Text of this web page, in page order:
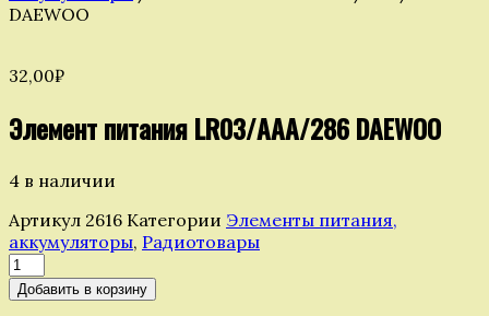
DAEWOO
32,00₽
Элемент питания LR03/AAA/286 DAEWOO
4 в наличии
Артикул 2616 Категории Элементы питания,
аккумуляторы, Радиотовары
Количество
товара
Элемент
Добавить в корзину